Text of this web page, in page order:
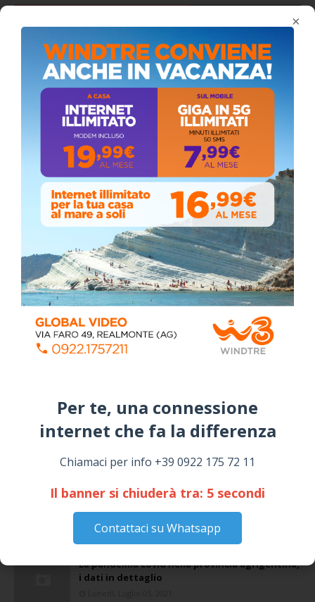
×
Per te, una connessione
internet che fa la differenza​
Chiamaci per info +39 0922 175 72 11
Il banner si chiuderà tra: 4 secondi
Contattaci su Whatsapp
ALMANACCO DEL GIORNO
ai cittadini
Scrittori, celebrazione a Siculiana (VIDEO)
Giovedì, Luglio 30, 2026
La pandemia covid nella provincia agrigentina,
i dati in dettaglio